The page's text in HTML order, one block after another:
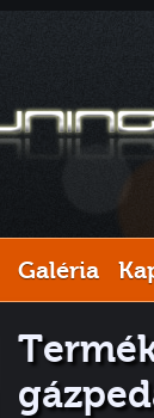
Galéria